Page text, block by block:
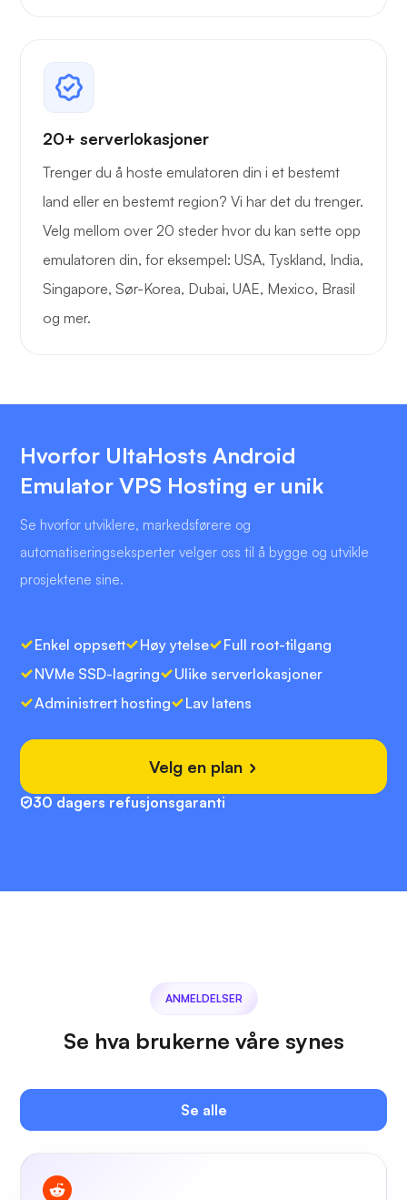
20+ serverlokasjoner
Trenger du å hoste emulatoren din i et bestemt
land eller en bestemt region? Vi har det du trenger.
Velg mellom over 20 steder hvor du kan sette opp
emulatoren din, for eksempel: USA, Tyskland, India,
Singapore, Sør-Korea, Dubai, UAE, Mexico, Brasil
og mer.
Hvorfor UltaHosts Android
Emulator VPS Hosting er unik
Se hvorfor utviklere, markedsførere og
automatiseringseksperter velger oss til å bygge og utvikle
prosjektene sine.
Enkel oppsett Høy ytelse
Full root-tilgang
NVMe SSD-lagring
Ulike serverlokasjoner
Administrert hosting
Lav latens
Velg en plan
30 dagers refusjonsgaranti
ANMELDELSER
Se hva brukerne våre synes
Se alle